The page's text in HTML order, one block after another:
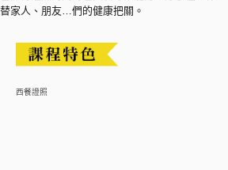
家人、朋友…們的健康把關。
西餐證照